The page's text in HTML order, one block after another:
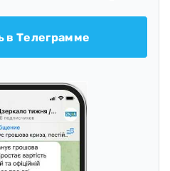
в Телеграмме